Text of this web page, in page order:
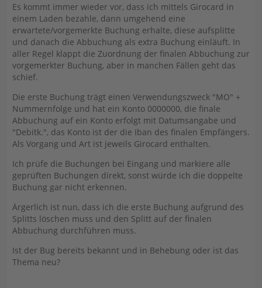
Es kommt immer wieder vor, dass ich mittels Girocard in
einem Laden bezahle, dann umgehend eine
erwartete/vorgemerkte Buchung erhalte, diese aufsplitte
und danach die Abbuchung als extra Buchung einläuft. In
aller Regel klappt die Zuordnung der finalen Abbuchung zur
vorgemerkter Buchung, aber in manchen Fällen geht das
schief.
Die erste Buchung trägt einen Verwendungszweck "MO" +
Nummernfolge und hat ein Konto 0000000, die finale
Abbuchung auf ein Konto erfolgt mit Datumsangabe und
"Debitk.", das Konto ist der die Iban des finalen Empfängers.
Als Vorgang und Art ist jeweils Girocard enthalten.
Ich prüfe die Buchungen bei Eingang und markiere alle
geprüften Buchungen direkt, sonst würde ich die doppelte
Buchung gar nicht erkennen.
Ärgerlich ist nun, dass ich die erste Buchung aufgrund des
Splitts löschen muss und den Splitt auf der finalen
Abbuchung durchführen muss.
Ist der Bug bereits bekannt und in Behebung oder ist das
Thema neu?